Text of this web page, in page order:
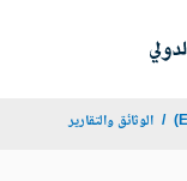
الوثائق والتقارير